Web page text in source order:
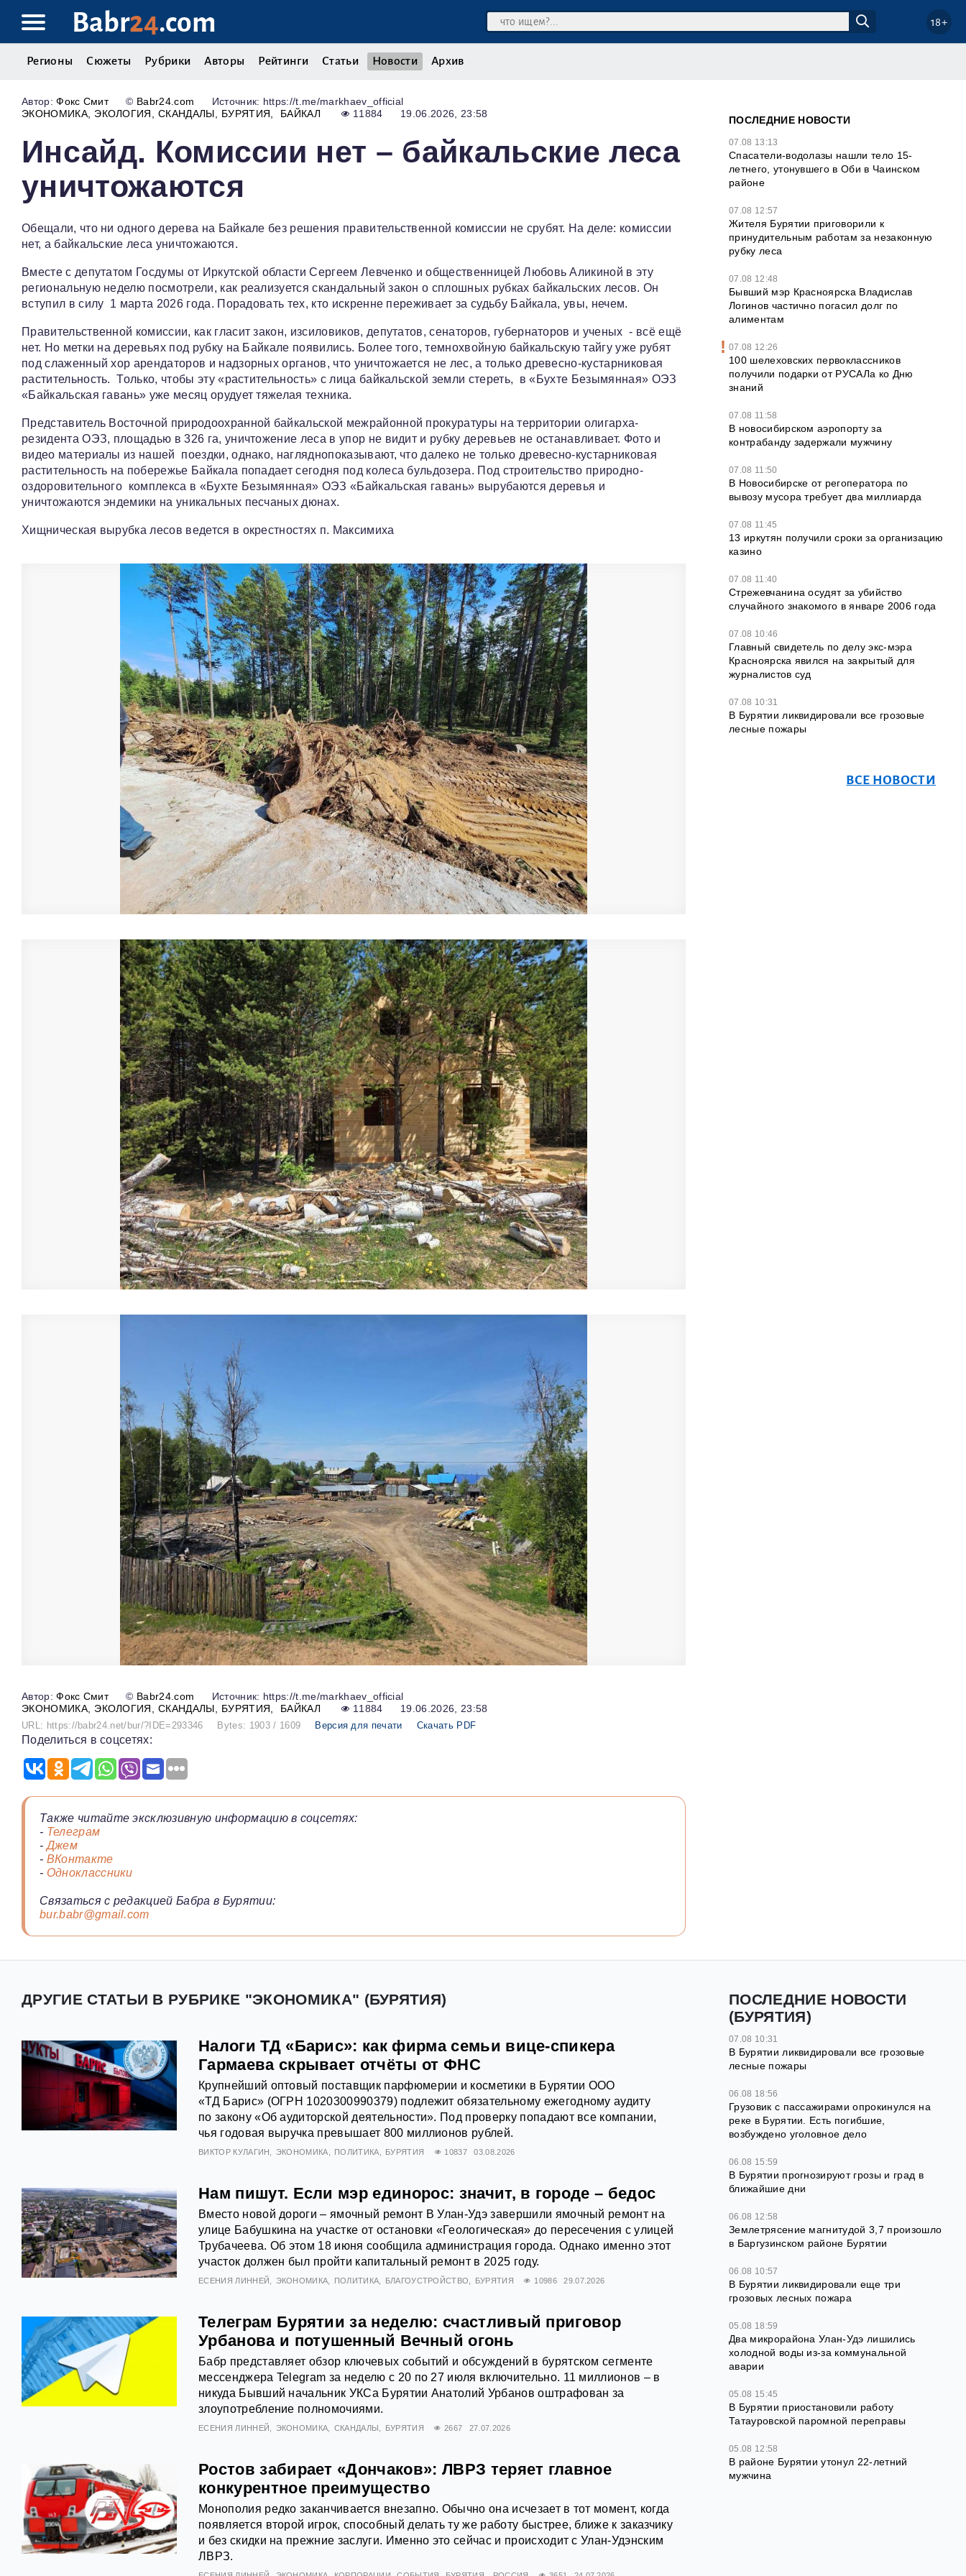
Babr24.com 18+
Регионы Сюжеты Рубрики Авторы Рейтинги Статьи Новости Архив
Фокс Смит © Babr24.com
Источник: https://t.me/markhaev_official
ЭКОНОМИКА
ЭКОЛОГИЯ СКАНДАЛЫ БУРЯТИЯ БАЙКАЛ 11884 19.06.2026, 23:58
Инсайд. Комиссии нет – байкальские леса
уничтожаются
Обещали, что ни одного дерева на Байкале без решения правительственной комиссии не срубят. На деле: комиссии
нет, а байкальские леса уничтожаются.
Вместе с депутатом Госдумы от Иркутской области Сергеем Левченко и общественницей Любовь Аликиной в эту
региональную неделю посмотрели, как реализуется скандальный закон о сплошных рубках байкальских лесов. Он
вступил в силу 1 марта 2026 года. Порадовать тех, кто искренне переживает за судьбу Байкала, увы, нечем.
Правительственной комиссии, как гласит закон, изсиловиков, депутатов, сенаторов, губернаторов и ученых - всё ещё
нет. Но метки на деревьях под рубку на Байкале появились. Более того, темнохвойную байкальскую тайгу уже рубят
под слаженный хор арендаторов и надзорных органов, что уничтожается не лес, а только древесно-кустарниковая
растительность. Только, чтобы эту «растительность» с лица байкальской земли стереть, в «Бухте Безымянная» ОЭЗ
«Байкальская гавань» уже месяц орудует тяжелая техника.
Представитель Восточной природоохранной байкальской межрайонной прокуратуры на территории олигарха-
резидента ОЭЗ, площадью в 326 га, уничтожение леса в упор не видит и рубку деревьев не останавливает. Фото и
видео материалы из нашей поездки, однако, нагляднопоказывают, что далеко не только древесно-кустарниковая
растительность на побережье Байкала попадает сегодня под колеса бульдозера. Под строительство природно-
оздоровительного комплекса в «Бухте Безымянная» ОЭЗ «Байкальская гавань» вырубаются деревья и
уничтожаются эндемики на уникальных песчаных дюнах.
Хищническая вырубка лесов ведется в окрестностях п. Максимиха
Фокс Смит © Babr24.com
Источник: https://t.me/markhaev_official
ЭКОНОМИКА
ЭКОЛОГИЯ СКАНДАЛЫ БУРЯТИЯ БАЙКАЛ 11884 19.06.2026, 23:58
URL: https://babr24.net/bur/?IDE=293346 Bytes: 1903 / 1609 Версия для печати Скачать PDF
Поделиться в соцсетях:
Также читайте эксклюзивную информацию в соцсетях:
- Телеграм
-Джем
- ВКонтакте
- Одноклассники
Связаться с редакцией Бабра в Бурятии:
bur.babr@gmail.com
ПОСЛЕДНИЕ НОВОСТИ
07.08 13:13
Спасатели-водолазы нашли тело 15-
летнего, утонувшего в Оби в Чаинском
районе
07.08 12:57
Жителя Бурятии приговорили к
принудительным работам за незаконную
рубку леса
07.08 12:48
Бывший мэр Красноярска Владислав
Логинов частично погасил долг по
алиментам
07.08 12:26
100 шелеховских первоклассников
получили подарки от РУСАЛа ко Дню
знаний
07.08 11:58
В новосибирском аэропорту за
контрабанду задержали мужчину
07.08 11:50
В Новосибирске от регоператора по
вывозу мусора требует два миллиарда
07.08 11:45
13 иркутян получили сроки за организацию
казино
07.08 11:40
Стрежевчанина осудят за убийство
случайного знакомого в январе 2006 года
07.08 10:46
Главный свидетель по делу экс-мэра
Красноярска явился на закрытый для
журналистов суд
07.08 10:31
В Бурятии ликвидировали все грозовые
лесные пожары
ВСЕ НОВОСТИ
ДРУГИЕ СТАТЬИ В РУБРИКЕ "ЭКОНОМИКА" (БУРЯТИЯ)
Налоги ТД «Барис»: как фирма семьи вице-спикера
Гармаева скрывает отчёты от ФНС
Крупнейший оптовый поставщик парфюмерии и косметики в Бурятии ООО
«ТД Барис» (ОГРН 1020300990379) подлежит обязательному ежегодному аудиту
по закону «Об аудиторской деятельности». Под проверку попадают все компании,
чья годовая выручка превышает 800 миллионов рублей.
ВИКТОР КУЛАГИН ЭКОНОМИКА ПОЛИТИКА БУРЯТИЯ 10837 03.08.2026
Нам пишут. Если мэр единорос: значит, в городе – бедос
Вместо новой дороги – ямочный ремонт В Улан-Удэ завершили ямочный ремонт на
улице Бабушкина на участке от остановки «Геологическая» до пересечения с улицей
Трубачеева. Об этом 18 июня сообщила администрация города. Однако именно этот
участок должен был пройти капитальный ремонт в 2025 году.
ЕСЕНИЯ ЛИННЕЙ ЭКОНОМИКА ПОЛИТИКА БЛАГОУСТРОЙСТВО БУРЯТИЯ 10986 29.07.2026
Телеграм Бурятии за неделю: счастливый приговор
Урбанова и потушенный Вечный огонь
Бабр представляет обзор ключевых событий и обсуждений в бурятском сегменте
мессенджера Telegram за неделю с 20 по 27 июля включительно. 11 миллионов – в
никуда Бывший начальник УКСа Бурятии Анатолий Урбанов оштрафован за
злоупотребление полномочиями.
ЕСЕНИЯ ЛИННЕЙ ЭКОНОМИКА СКАНДАЛЫ БУРЯТИЯ 2667 27.07.2026
Ростов забирает «Дончаков»: ЛВРЗ теряет главное
конкурентное преимущество
Монополия редко заканчивается внезапно. Обычно она исчезает в тот момент, когда
появляется второй игрок, способный делать ту же работу быстрее, ближе к заказчику
и без скидки на прежние заслуги. Именно это сейчас и происходит с Улан-Удэнским
ЛВРЗ.
ПОСЛЕДНИЕ НОВОСТИ
(БУРЯТИЯ)
07.08 10:31
В Бурятии ликвидировали все грозовые
лесные пожары
06.08 18:56
Грузовик с пассажирами опрокинулся на
реке в Бурятии. Есть погибшие,
возбуждено уголовное дело
06.08 15:59
В Бурятии прогнозируют грозы и град в
ближайшие дни
06.08 12:58
Землетрясение магнитудой 3,7 произошло
в Баргузинском районе Бурятии
06.08 10:57
В Бурятии ликвидировали еще три
грозовых лесных пожара
05.08 18:59
Два микрорайона Улан-Удэ лишились
холодной воды из-за коммунальной
аварии
05.08 15:45
В Бурятии приостановили работу
Татауровской паромной переправы
05.08 12:58
В районе Бурятии утонул 22-летний
мужчина